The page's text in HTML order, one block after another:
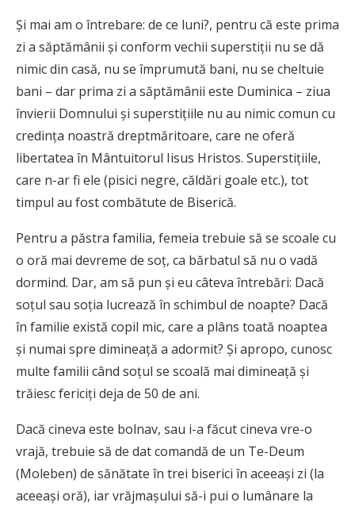
Şi mai am o întrebare: de ce luni?, pentru că este prima
zi a săptămânii şi conform vechii superstiţii nu se dă
nimic din casă, nu se împrumută bani, nu se cheltuie
bani – dar prima zi a săptămânii este Duminica – ziua
învierii Domnului şi superstiţiile nu au nimic comun cu
credinţa noastră dreptmăritoare, care ne oferă
libertatea în Mântuitorul Iisus Hristos. Superstiţiile,
care n-ar fi ele (pisici negre, căldări goale etc.), tot
timpul au fost combătute de Biserică.
Pentru a păstra familia, femeia trebuie să se scoale cu
o oră mai devreme de soţ, ca bărbatul să nu o vadă
dormind. Dar, am să pun şi eu câteva întrebări: Dacă
soţul sau soţia lucrează în schimbul de noapte? Dacă
în familie există copil mic, care a plâns toată noaptea
şi numai spre dimineaţă a adormit? Şi apropo, cunosc
multe familii când soţul se scoală mai dimineaţă şi
trăiesc fericiţi deja de 50 de ani.
Dacă cineva este bolnav, sau i-a făcut cineva vre-o
vrajă, trebuie să de dat comandă de un Te-Deum
(Moleben) de sănătate în trei biserici în aceeaşi zi (la
aceeaşi oră), iar vrăjmaşului să-i pui o lumânare la